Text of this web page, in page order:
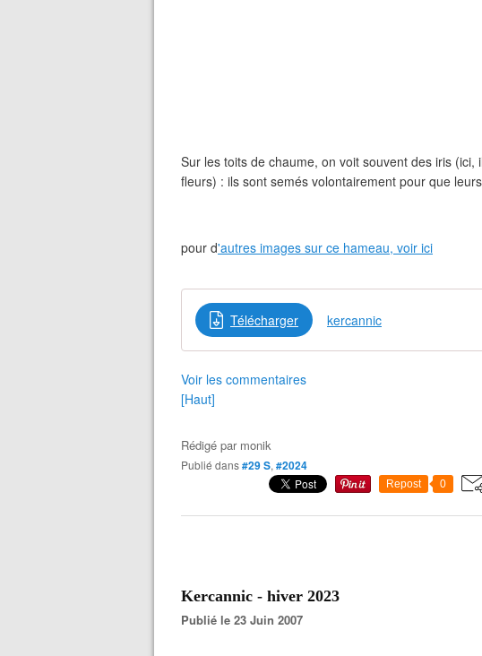
Sur les toits de chaume, on voit souvent des iris
fleurs) : ils sont semés volontairement pour que
pour d'autres images sur ce hameau, voir ici
Télécharger kercannic
Voir les commentaires
[Haut]
Rédigé par monik
Publié dans#29 S, #2024
Repost 0
Kercannic - hiver 2023
Publié le 23 Juin 2007